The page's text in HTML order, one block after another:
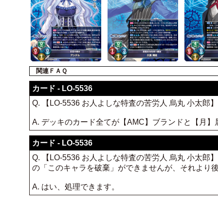
関連ＦＡＱ
カード - LO-5536
Q. 【LO-5536 お人よしな特査の苦労人 烏丸 小太郎
A. デッキのカード全てが【AMC】ブランドと【月
カード - LO-5536
Q. 【LO-5536 お人よしな特査の苦労人 烏丸 小太郎
の「このキャラを破棄」ができませんが、それより
A. はい、処理できます。